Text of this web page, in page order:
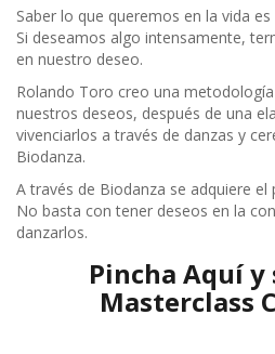
Saber lo que queremos en la vida
Si deseamos algo intensamente,
en nuestro deseo.
Rolando Toro creo una
nuestros deseos, después de una
vivenciarlos a través de danzas y
Biodanza.
A través de Biodanza se adquiere el
No basta con tener deseos en la
danzarlos.
Pincha Aquí
Masterclass